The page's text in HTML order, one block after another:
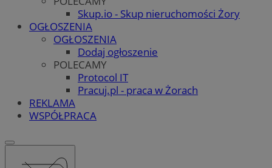
Skup.io - Skup nieruchomości Żory
OGŁOSZENIA
OGŁOSZENIA
Dodaj ogłoszenie
POLECAMY
Protocol IT
Pracuj.pl - praca w Żorach
REKLAMA
WSPÓŁPRACA